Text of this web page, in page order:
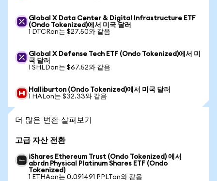
Global X Data Center & Digital Infrastructure ETF
(Ondo Tokenized)에서 미국 달러
1 DTCRon는 $27.50와 같음
Global X Defense Tech ETF (Ondo Tokenized)에서 미
국 달러
1 SHLDon는 $67.52와 같음
Halliburton (Ondo Tokenized)에서 미국 달러
1 HALon는 $32.33와 같음
더 많은 변환 살펴보기
고급 자산 전환
iShares Ethereum Trust (Ondo Tokenized) 에서
abrdn Physical Platinum Shares ETF (Ondo
Tokenized)
1 ETHAon는 0.091491 PPLTon와 같음